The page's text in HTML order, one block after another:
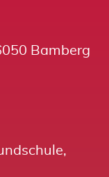
Bamberg